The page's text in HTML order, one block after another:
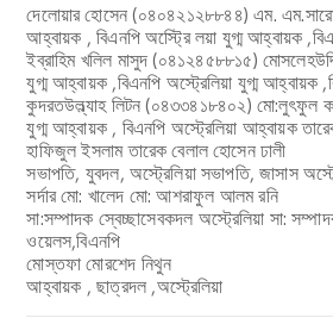
দেলোয়ার হোসেন (০৪০৪২১২৮৮৪৪) এম.
আহ্বায়ক , বিএনপি অস্টে্ির লয়া যুগ্ম আহ্বায়ক
ইব্রাহিম খলিল মাসুদ (০৪১২৪৫৮৮১৫)
যুগ্ম আহ্বায়ক ,বিএনপি অস্ট্রেলিয়া যুগ্ম আহ্বায়ক
কুদরতউল্ল্যাহ লিটন (০৪৩৩৪১৮৪০২) মো:লুৎফুল
যুগ্ম আহ্বায়ক , বিএনপি অস্ট্রেলিয়া আহ্বায়ক
হাফিজুল ইসলাম তারেক বেলাল হোসেন ঢালী
সভাপতি, যুবদল, অস্ট্রেলিয়া সভাপতি, জাসাস
সর্দার মো: খালেদ মো: আশরাফুল আলম রনি
সা:সম্পাদক স্বেচ্ছাসেবকদল অস্ট্রেলিয়া সা:
ওয়েলস,বিএনপি
মোস্তফা মোরশেদ নিথুন
আহ্বায়ক , ছাত্রদল ,অস্ট্রেলিয়া